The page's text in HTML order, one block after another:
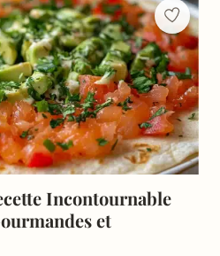
Incontournable
et